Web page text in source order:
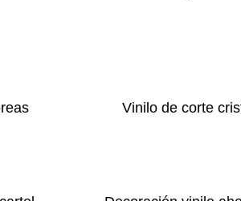
Vinilo de corte